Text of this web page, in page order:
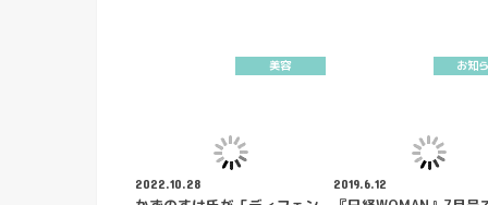
美容
2022.10.28
お知
2019.6.12